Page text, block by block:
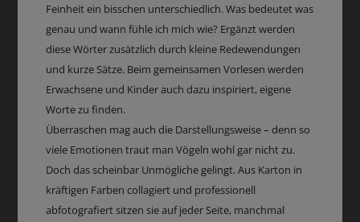
Feinheit ein bisschen unterschiedlich. Was bedeutet was
genau und wann fühle ich mich wie? Ergänzt werden
diese Wörter zusätzlich durch kleine Redewendungen
und kurze Sätze. Beim gemeinsamen Vorlesen werden
Erwachsene und Kinder auch dazu inspiriert, eigene
Worte zu finden.
Überraschen mag auch die Darstellungsweise – denn so
viele Emotionen traut man Vögeln wohl gar nicht zu.
Doch das scheinbar Unmögliche gelingt. Aus Karton in
kräftigen Farben collagiert und professionell
abfotografiert sitzen sie auf jeder Seite, manchmal